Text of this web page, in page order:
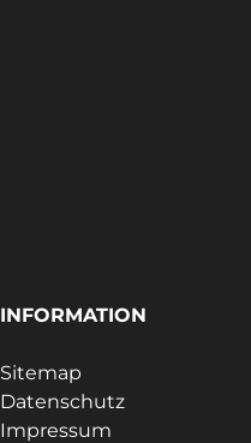
INFORMATION
Sitemap
Datenschutz
Impressum